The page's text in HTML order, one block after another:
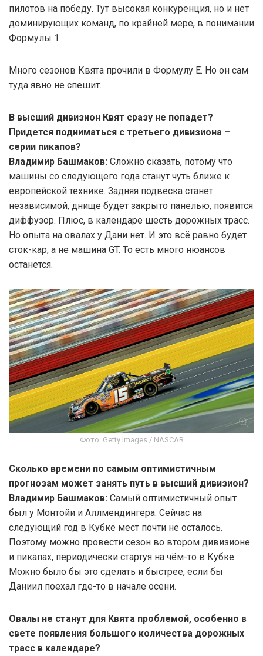
пилотов на победу. Тут высокая конкуренция, но и нет
доминирующих команд, по крайней мере, в понимании
Формулы 1.
Много сезонов Квята прочили в Формулу Е. Но он сам
туда явно не спешит.
В высший дивизион Квят сразу не попадет?
Придется подниматься с третьего дивизиона –
серии пикапов?
Владимир Башмаков: Сложно сказать, потому что
машины со следующего года станут чуть ближе к
европейской технике. Задняя подвеска станет
независимой, днище будет закрыто панелью, появится
диффузор. Плюс, в календаре шесть дорожных трасс.
Но опыта на овалах у Дани нет. И это всё равно будет
сток-кар, а не машина GT. То есть много нюансов
останется.
Фото: Getty Images / NASCAR
Сколько времени по самым оптимистичным
прогнозам может занять путь в высший дивизион?
Владимир Башмаков: Самый оптимистичный опыт
был у Монтойи и Аллмендингера. Сейчас на
следующий год в Кубке мест почти не осталось.
Поэтому можно провести сезон во втором дивизионе
и пикапах, периодически стартуя на чём-то в Кубке.
Можно было бы это сделать и быстрее, если бы
Даниил поехал где-то в начале осени.
Овалы не станут для Квята проблемой, особенно в
свете появления большого количества дорожных
трасс в календаре?